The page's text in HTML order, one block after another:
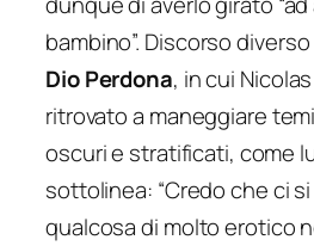
bambino”. Discorso
Dio Perdona, in cui
ritrovato a maneggiare
oscuri e stratificati, come
sottolinea: “Credo che ci
qualcosa di molto erotico